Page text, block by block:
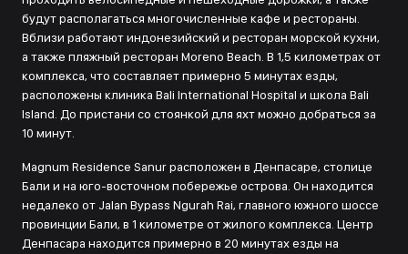
будут располагаться многочисленные кафе и рестораны.
Вблизи работают индонезийский и ресторан морской кухни,
а также пляжный ресторан Moreno Beach. В 1,5 километрах от
комплекса, что составляет примерно 5 минутах езды,
расположены клиника Bali International Hospital и школа Bali
Island. До пристани со стоянкой для яхт можно добраться за
10 минут.
Magnum Residence Sanur расположен в Денпасаре, столице
Бали и на юго-восточном побережье острова. Он находится
недалеко от Jalan Bypass Ngurah Rai, главного южного шоссе
провинции Бали, в 1 километре от жилого комплекса. Центр
Денпасара находится примерно в 20 минутах езды на